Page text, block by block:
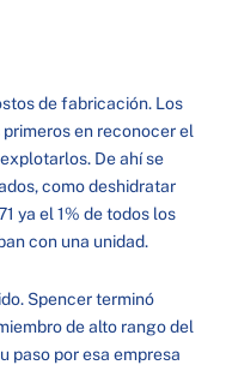
de fabricación. Los
en reconocer el
De ahí se
como deshidratar
ya el 1% de todos los
con una unidad.
Spencer terminó
de alto rango del
paso por esa empresa